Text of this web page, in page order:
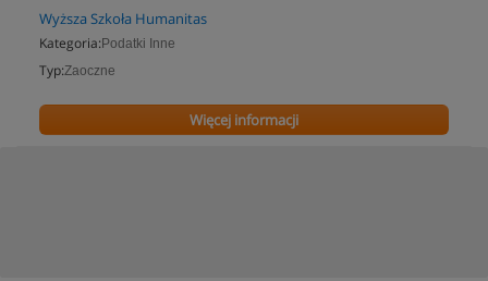
Wyższa Szkoła Humanitas
Kategoria: Podatki Inne
Typ:Zaoczne
Więcej informacji